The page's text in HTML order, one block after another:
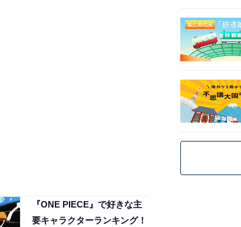
『ONE PIECE』で好きな主
要キャラクターランキング！